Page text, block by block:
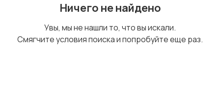
Ничего не найдено
Увы, мы не нашли то, что вы искали.
Смягчите условия поиска и попробуйте еще раз.